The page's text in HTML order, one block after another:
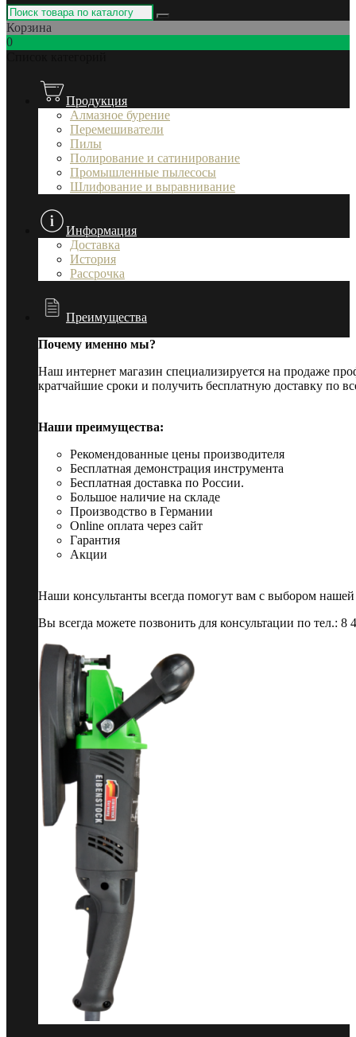
Корзина
0
Продукция
Алмазное бурение
Перемешиватели
Пилы
Полирование и сатинирование
Промышленные пылесосы
Шлифование и выравнивание
Информация
Доставка
История
Рассрочка
Преимущества
Почему именно мы?
Наш интернет магазин специализируется на продаже
кратчайшие сроки и получить бесплатную доставку по
Наши преимущества:
Рекомендованные цены производителя
Бесплатная демонстрация инструмента
Бесплатная доставка по России.
Большое наличие на складе
Производство в Германии
Online оплата через сайт
Гарантия
Акции
Наши консультанты всегда помогут вам с выбором
Вы всегда можете позвонить для консультации по тел.: